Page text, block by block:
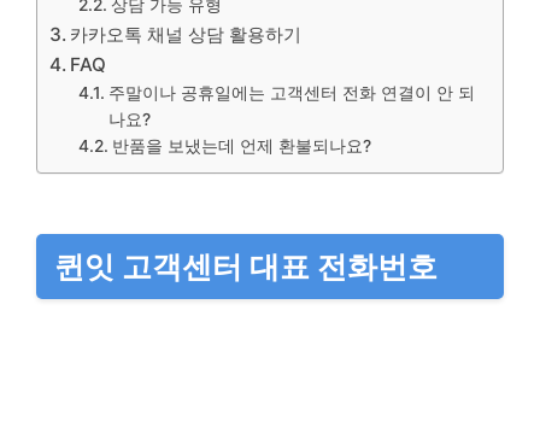
상담 가능 유형
카카오톡 채널 상담 활용하기
FAQ
주말이나 공휴일에는 고객센터 전화 연결이 안 되
나요?
반품을 보냈는데 언제 환불되나요?
퀸잇 고객센터 대표 전화번호